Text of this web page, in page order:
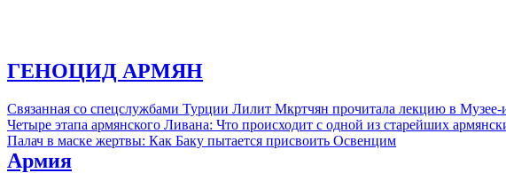
ГЕНОЦИД АРМЯН
Связанная со спецслужбами Турции Лилит Мкртчян прочитала лекцию в Музее-
Четыре этапа армянского Ливана: Что происходит с одной из старейших
Палач в маске жертвы: Как Баку пытается присвоить Освенцим
Армия